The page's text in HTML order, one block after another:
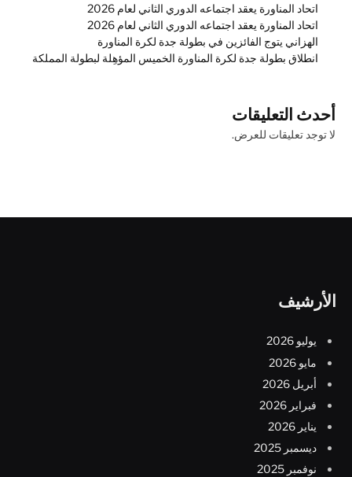
اتحاد المناورة يعقد اجتماعه الدوري الثاني لعام 2026
اتحاد المناورة يعقد اجتماعه الدوري الثاني لعام 2026
الهزاني يتوج الفائزين في بطولة جدة لكرة المناورة
انطلاق بطولة جدة لكرة المناورة الخميس المؤهِلة لبطولة المملكة
أحدث التعليقات
لا توجد تعليقات للعرض.
الأرشيف
يوليو 2026
مايو 2026
أبريل 2026
فبراير 2026
يناير 2026
ديسمبر 2025
نوفمبر 2025